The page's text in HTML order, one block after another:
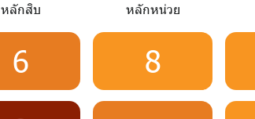
หลักสิบ หลักหน่วย
6 8